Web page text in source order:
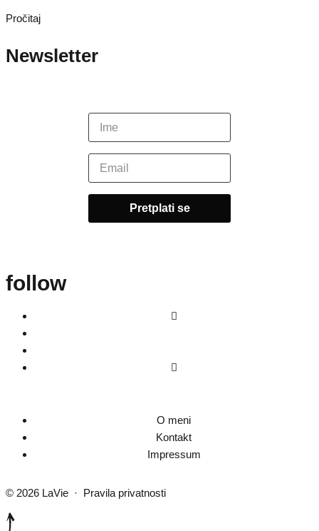
Pročitaj
Newsletter
follow
O meni
Kontakt
Impressum
© 2026 LaVie · Pravila privatnosti